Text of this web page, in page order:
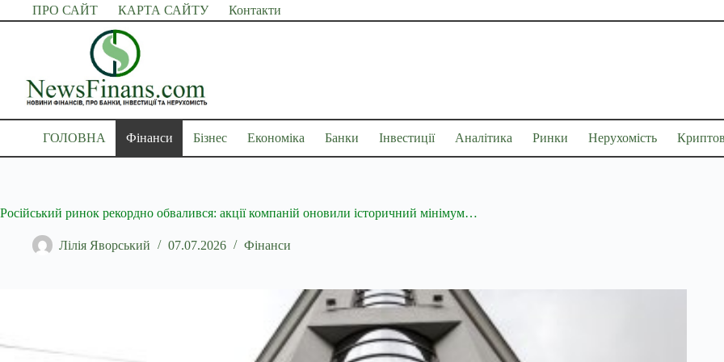
Перейти
до
ПРО САЙТ КАРТА САЙТУ Контакти
ГОЛОВНА Фінанси Бізнес Економіка Банки Інвестиції Аналітика Ринки Нерухомість
Російський ринок рекордно обвалився: акції компаній оновили історичний мінімум…
Лілія Яворський 07.07.2026 Фінанси